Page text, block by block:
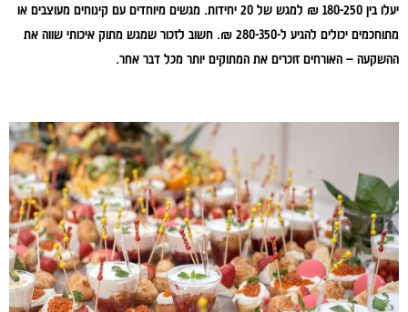
יעלו בין 180-250 ₪ למגש של 20 יחידות. מגשים מיוחדים עם קינוחים מעוצבים או
מתוחכמים יכולים להגיע ל-280-350 ₪. חשוב לזכור שמגש מתוק איכותי שווה את
ההשקעה – האורחים זוכרים את המתוקים יותר מכל דבר אחר.